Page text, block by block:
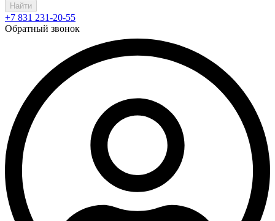
Найти
+7 831 231-20-55
Обратный звонок